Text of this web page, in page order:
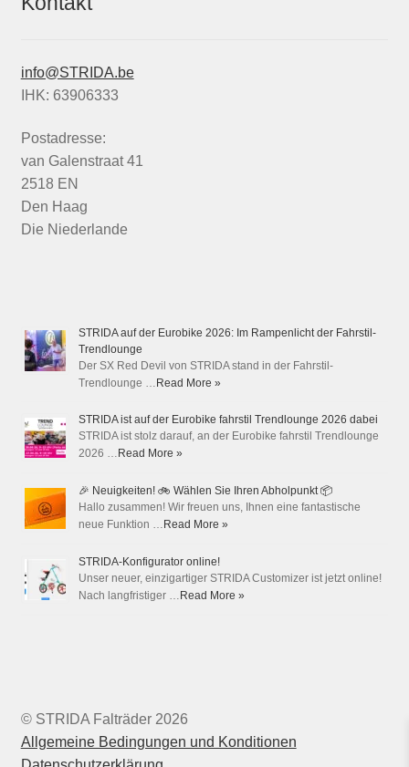
info@STRIDA.be
IHK: 63906333
Postadresse:
van Galenstraat 41
2518 EN
Den Haag
Die Niederlande
STRIDA auf der Eurobike 2026: Im Rampenlicht der Fahrstil-
Trendlounge
Der SX Red Devil von STRIDA stand in der Fahrstil-
Trendlounge … Read More »
STRIDA ist auf der Eurobike fahrstil Trendlounge 2026 dabei
STRIDA ist stolz darauf, an der Eurobike fahrstil Trendlounge
2026 … Read More »
🎉 Neuigkeiten! 🚲 Wählen Sie Ihren Abholpunkt 📦
Hallo zusammen! Wir freuen uns, Ihnen eine fantastische
neue Funktion … Read More »
STRIDA-Konfigurator online!
Unser neuer, einzigartiger STRIDA Customizer ist jetzt online!
Nach langfristiger … Read More »
© STRIDA Falträder 2026
Allgemeine Bedingungen und Konditionen